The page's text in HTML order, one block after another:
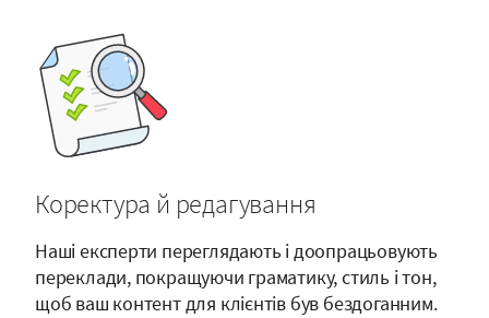
Коректура й редагування
Наші експерти переглядають і доопрацьовують
переклади, покращуючи граматику, стиль і тон,
щоб ваш контент для клієнтів був бездоганним.